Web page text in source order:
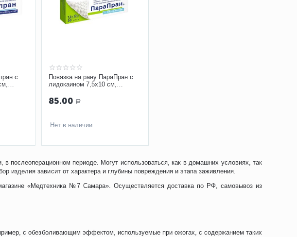
послеоперационном периоде. Могут использоваться, как в домашних условиях, так
изделия зависит от характера и глубины повреждения и этапа заживления.
«Медтехника №7 Самара». Осуществляется доставка по РФ, самовывоз из
с обезболивающим эффектом, используемые при ожогах, с содержанием таких
с
Повязка на рану ПараПран с
лидокаином 7,5х10 см,
85.00 Р
Нет в наличии